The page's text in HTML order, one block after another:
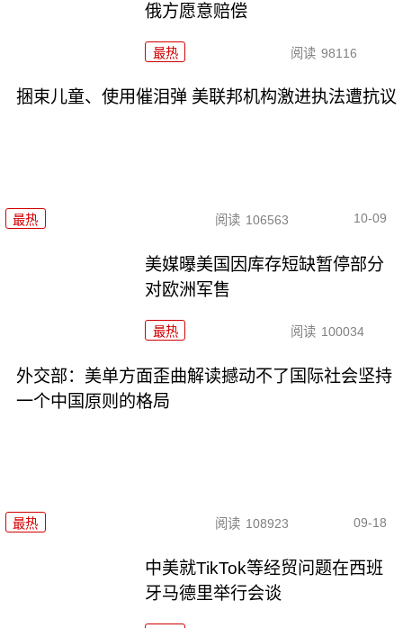
俄方愿意赔偿
最热 阅读 98116
捆束儿童、使用催泪弹 美联邦机构激进执法遭抗议
最热 阅读 106563 10-09
美媒曝美国因库存短缺暂停部分
对欧洲军售
最热 阅读 100034
外交部：美单方面歪曲解读撼动不了国际社会坚持
一个中国原则的格局
最热 阅读 108923 09-18
中美就TikTok等经贸问题在西班
牙马德里举行会谈